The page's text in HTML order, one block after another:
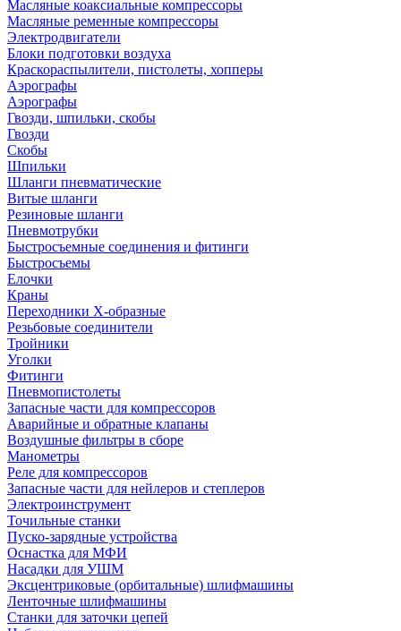
Масляные коаксиальные компрессоры
Масляные ременные компрессоры
Электродвигатели
Блоки подготовки воздуха
Краскораспылители, пистолеты, хопперы
Аэрографы
Аэрографы
Гвозди, шпильки, скобы
Гвозди
Скобы
Шпильки
Шланги пневматические
Витые шланги
Резиновые шланги
Пневмотрубки
Быстросъемные соединения и фитинги
Быстросъемы
Елочки
Краны
Переходники Х-образные
Резьбовые соединители
Тройники
Уголки
Фитинги
Пневмопистолеты
Запасные части для компрессоров
Аварийные и обратные клапаны
Воздушные фильтры в сборе
Манометры
Реле для компрессоров
Запасные части для нейлеров и степлеров
Электроинструмент
Точильные станки
Пуско-зарядные устройства
Оснастка для МФИ
Насадки для УШМ
Эксцентриковые (орбитальные) шлифмашины
Ленточные шлифмашины
Станки для заточки цепей